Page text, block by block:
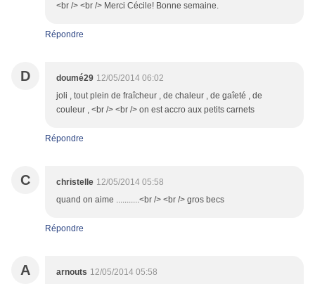
<br /> <br /> Merci Cécile! Bonne semaine.
Répondre
D doumé29 12/05/2014 06:02
joli , tout plein de fraîcheur , de chaleur , de gaîeté , de
couleur , <br /> <br /> on est accro aux petits carnets
Répondre
C christelle 12/05/2014 05:58
quand on aime ...........<br /> <br /> gros becs
Répondre
A arnouts 12/05/2014 05:58